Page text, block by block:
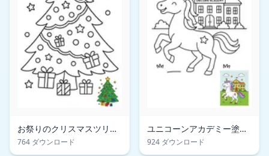
お祭りのクリスマスツリー
の塗り絵ページ
764 ダウンロード
ユニコーンアカデミー塗り
絵ページ
924 ダウンロード